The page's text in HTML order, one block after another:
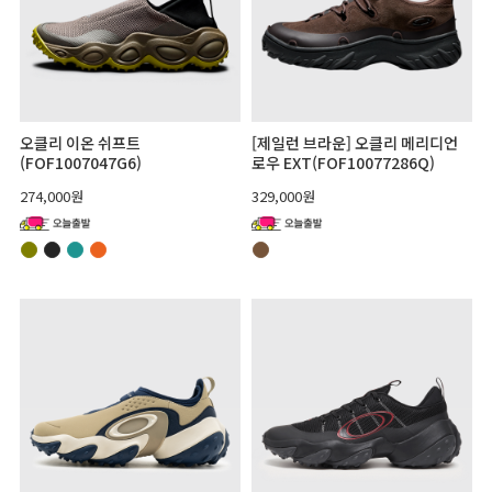
오클리 이온 쉬프트
(FOF1007047G6)
274,000원
[제일런 브라운] 오클리 메리디언
로우 EXT(FOF10077286Q)
329,000원